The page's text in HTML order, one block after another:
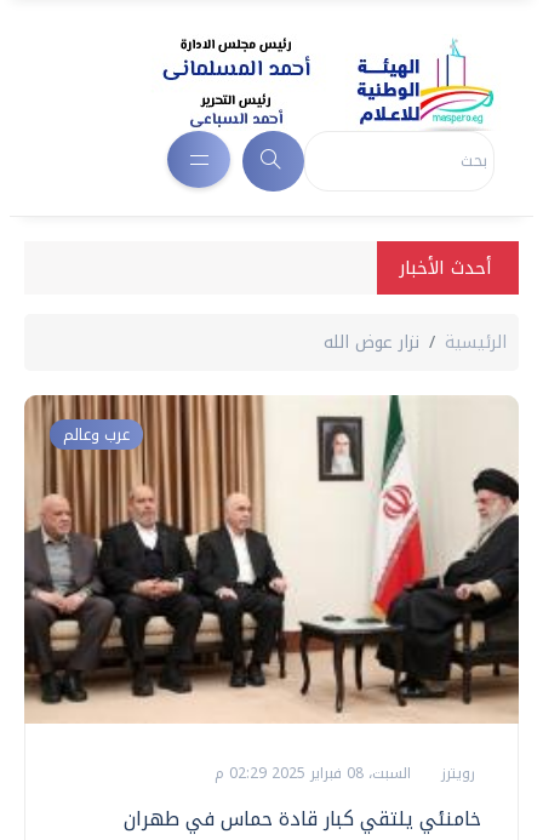
أحدث الأخبار
الرئيسية نزار عوض الله
عرب وعالم
رويترز السبت، 08 فبراير 2025 02:29 م
خامنئي يلتقي كبار قادة حماس في طهران